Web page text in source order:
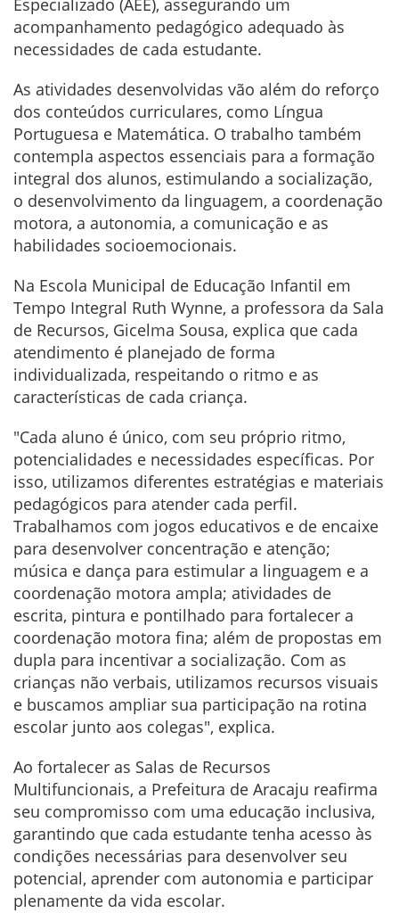
Especializado (AEE), assegurando um
acompanhamento pedagógico adequado às
necessidades de cada estudante.
As atividades desenvolvidas vão além do reforço
dos conteúdos curriculares, como Língua
Portuguesa e Matemática. O trabalho também
contempla aspectos essenciais para a formação
integral dos alunos, estimulando a socialização,
o desenvolvimento da linguagem, a coordenação
motora, a autonomia, a comunicação e as
habilidades socioemocionais.
Na Escola Municipal de Educação Infantil em
Tempo Integral Ruth Wynne, a professora da Sala
de Recursos, Gicelma Sousa, explica que cada
atendimento é planejado de forma
individualizada, respeitando o ritmo e as
características de cada criança.
"Cada aluno é único, com seu próprio ritmo,
potencialidades e necessidades específicas. Por
isso, utilizamos diferentes estratégias e materiais
pedagógicos para atender cada perfil.
Trabalhamos com jogos educativos e de encaixe
para desenvolver concentração e atenção;
música e dança para estimular a linguagem e a
coordenação motora ampla; atividades de
escrita, pintura e pontilhado para fortalecer a
coordenação motora fina; além de propostas em
dupla para incentivar a socialização. Com as
crianças não verbais, utilizamos recursos visuais
e buscamos ampliar sua participação na rotina
escolar junto aos colegas", explica.
Ao fortalecer as Salas de Recursos
Multifuncionais, a Prefeitura de Aracaju reafirma
seu compromisso com uma educação inclusiva,
garantindo que cada estudante tenha acesso às
condições necessárias para desenvolver seu
potencial, aprender com autonomia e participar
plenamente da vida escolar.